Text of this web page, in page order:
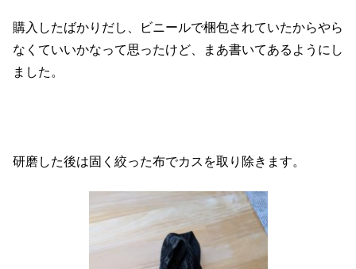
購入したばかりだし、ビニールで梱包されていたからやら
なくていいかなって思ったけど、まあ書いてあるようにし
ました。
研磨した後は固く絞った布でカスを取り除きます。